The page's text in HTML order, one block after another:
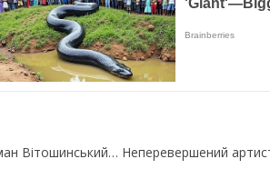
Вітошинський… Неперевершений